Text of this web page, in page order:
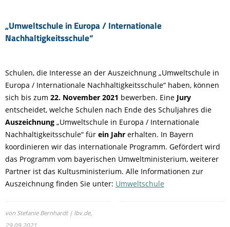
„Umweltschule in Europa / Internationale
Nachhaltigkeitsschule“
Schulen, die Interesse an der Auszeichnung „Umweltschule in
Europa / Internationale Nachhaltigkeitsschule“ haben, können
sich bis zum 22. November 2021 bewerben. Eine Jury
entscheidet, welche Schulen nach Ende des Schuljahres die
Auszeichnung „Umweltschule in Europa / Internationale
Nachhaltigkeitsschule“ für ein Jahr erhalten. In Bayern
koordinieren wir das internationale Programm. Gefördert wird
das Programm vom bayerischen Umweltministerium, weiterer
Partner ist das Kultusministerium. Alle Informationen zur
Auszeichnung finden Sie unter: Umweltschule
von Stefanie Bernhardt | lbv.de,
29.09.2021